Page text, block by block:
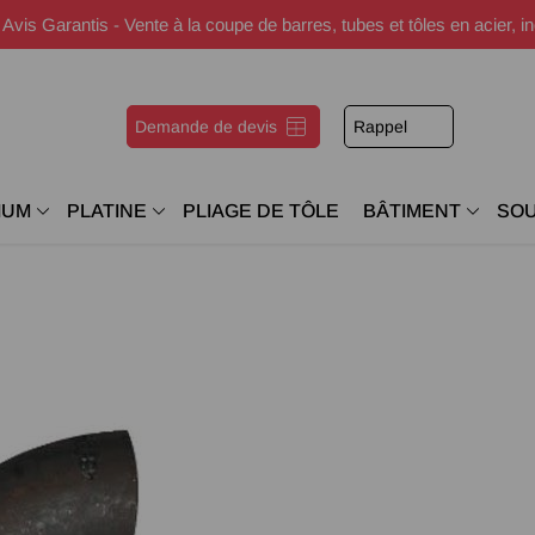
Garantis - Vente à la coupe de barres, tubes et tôles en acier,
Demande de devis Rappel
PLATINE PLIAGE DE TÔLE BÂTIMENT